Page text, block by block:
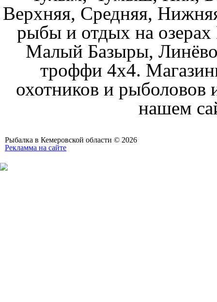
Верхняя, Средняя,
рыбы и отдых на
Малый Базыры,
троффи 4х4.
охотников и рыболовов
нашем
Рыбалка в Кемеровской области © 2026
Рекламма на сайте